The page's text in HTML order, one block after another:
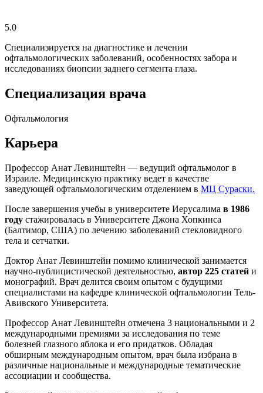
5.0
Специализируется на диагностике и лечении
офтальмологических заболеваний, особенностях забора и
исследованиях биопсии заднего сегмента глаза.
Специализация врача
Офтальмология
Карьера
Профессор Анат Левинштейн — ведущий офтальмолог в
Израиле. Медицинскую практику ведет в качестве
заведующей офтальмологическим отделением в МЦ Сураски.
После завершения учебы в университете Иерусалима в 1986
году стажировалась в Университете Джона Хопкинса
(Балтимор, США) по лечению заболеваний стекловидного
тела и сетчатки.
Доктор Анат Левинштейн помимо клинической занимается
научно-публицистической деятельностью, автор 225 статей и
монографий. Врач делится своим опытом с будущими
специалистами на кафедре клинической офтальмологии Тель-
Авивского Университета.
Профессор Анат Левинштейн отмечена 3 национальными и 2
международными премиями за исследования по теме
болезней глазного яблока и его придатков. Обладая
обширным международным опытом, врач была избрана в
различные национальные и международные тематические
ассоциации и сообщества.